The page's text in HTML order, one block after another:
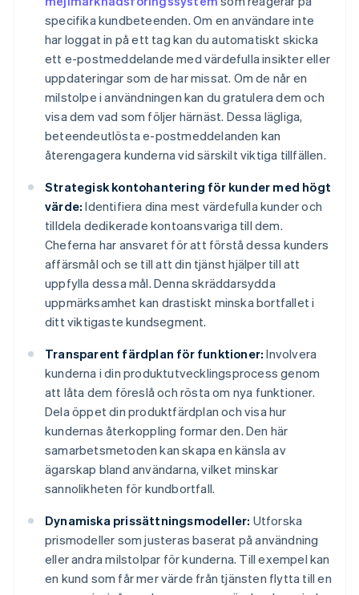
specifika kundbeteenden. Om en användare inte
har loggat in på ett tag kan du automatiskt skicka
ett e-postmeddelande med värdefulla insikter eller
uppdateringar som de har missat. Om de når en
milstolpe i användningen kan du gratulera dem och
visa dem vad som följer härnäst. Dessa lägliga,
beteendeutlösta e-postmeddelanden kan
återengagera kunderna vid särskilt viktiga tillfällen.
Strategisk kontohantering för kunder med högt
värde: Identifiera dina mest värdefulla kunder och
tilldela dedikerade kontoansvariga till dem.
Cheferna har ansvaret för att förstå dessa kunders
affärsmål och se till att din tjänst hjälper till att
uppfylla dessa mål. Denna skräddarsydda
uppmärksamhet kan drastiskt minska bortfallet i
ditt viktigaste kundsegment.
Transparent färdplan för funktioner: Involvera
kunderna i din produktutvecklingsprocess genom
att låta dem föreslå och rösta om nya funktioner.
Dela öppet din produktfärdplan och visa hur
kundernas återkoppling formar den. Den här
samarbetsmetoden kan skapa en känsla av
ägarskap bland användarna, vilket minskar
sannolikheten för kundbortfall.
Dynamiska prissättningsmodeller: Utforska
prismodeller som justeras baserat på användning
eller andra milstolpar för kunderna. Till exempel kan
en kund som får mer värde från tjänsten flytta till en